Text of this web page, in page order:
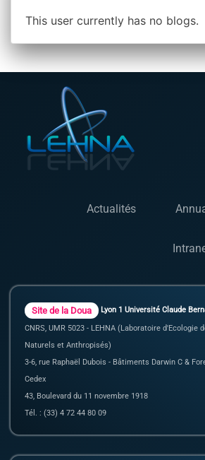
This user currently has no blogs.
Actualités
Site de la Doua
Lyon 1 Université Claude
CNRS, UMR 5023 - LEHNA (Laboratoire d'Ecologie
Naturels et Anthropisés)
3-6, rue Raphaël Dubois - Bâtiments Darwin C &
Cedex
43, Boulevard du 11 novembre 1918
Tél. : (33) 4 72 44 80 09